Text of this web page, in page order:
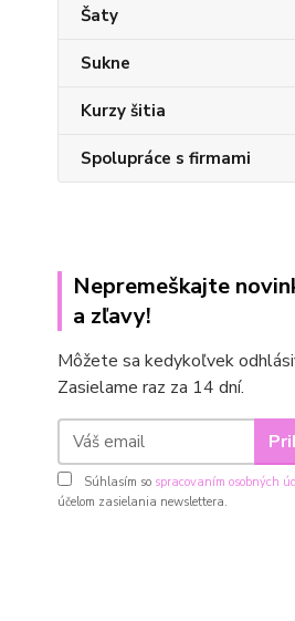
Šaty
Sukne
Kurzy šitia
Spolupráce s firmami
Nepremeškajte
a zľavy!
Môžete sa kedykoľvek
Zasielame raz za 14 dní.
Súhlasím so spracovaním osobných
účelom zasielania newslettera.